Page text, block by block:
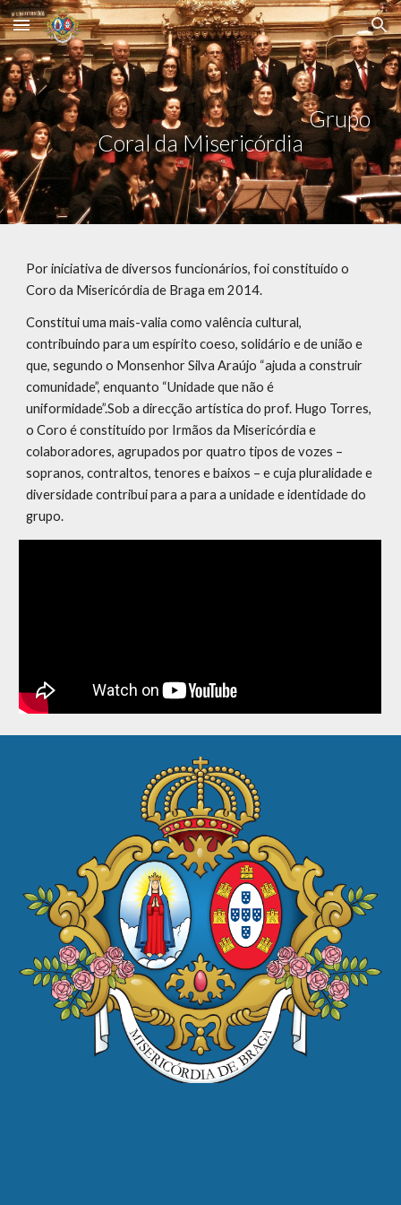
Skip to main content Skip to navigation
Grupo
Coral da Misericórdia
Por iniciativa de diversos funcionários, foi constituído o
Coro da Misericórdia de Braga em 2014.
Constitui uma mais-valia como valência cultural,
contribuindo para um espírito coeso, solidário e de união e
que, segundo o Monsenhor Silva Araújo “ajuda a construir
comunidade”, enquanto “Unidade que não é
uniformidade”.Sob a direcção artística do prof. Hugo Torres,
o Coro é constituído por Irmãos da Misericórdia e
colaboradores, agrupados por quatro tipos de vozes –
sopranos, contraltos, tenores e baixos – e cuja pluralidade e
diversidade contribui para a para a unidade e identidade do
grupo.